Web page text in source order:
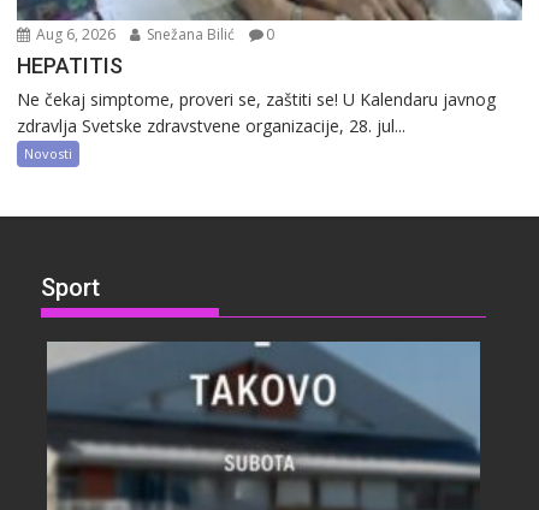
Aug 6, 2026 Snežana Bilić 0
HEPATITIS
Ne čekaj simptome, proveri se, zaštiti se! U Kalendaru javnog
zdravlja Svetske zdravstvene organizacije, 28. jul...
Novosti
Sport